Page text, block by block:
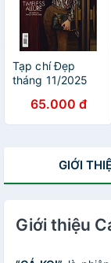
Tạp chí Đẹp
tháng 11/2025
Ngọc Hà
65.000 đ
GIỚI
Giới thiệu